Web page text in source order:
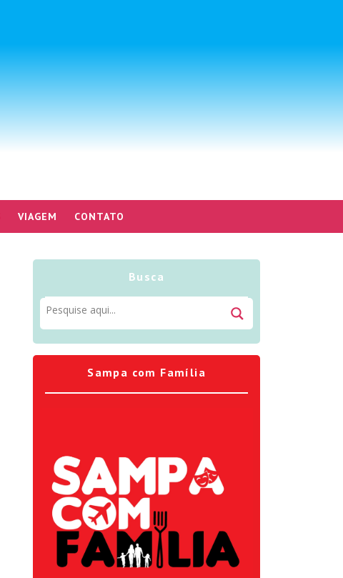
VIAGEM CONTATO
Busca
Sampa com Família